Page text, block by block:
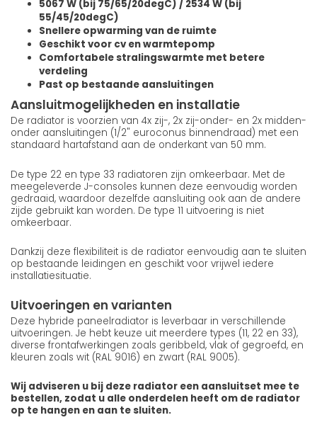
5067 W (bij 75/65/20degC) / 2534 W (bij
55/45/20degC)
Snellere opwarming van de ruimte
Geschikt voor cv en warmtepomp
Comfortabele stralingswarmte met betere
verdeling
Past op bestaande aansluitingen
Aansluitmogelijkheden en installatie
De radiator is voorzien van 4x zij-, 2x zij-onder- en 2x midden-
onder aansluitingen (1/2" euroconus binnendraad) met een
standaard hartafstand aan de onderkant van 50 mm.
De type 22 en type 33 radiatoren zijn omkeerbaar. Met de
meegeleverde J-consoles kunnen deze eenvoudig worden
gedraaid, waardoor dezelfde aansluiting ook aan de andere
zijde gebruikt kan worden. De type 11 uitvoering is niet
omkeerbaar.
Dankzij deze flexibiliteit is de radiator eenvoudig aan te sluiten
op bestaande leidingen en geschikt voor vrijwel iedere
installatiesituatie.
Uitvoeringen en varianten
Deze hybride paneelradiator is leverbaar in verschillende
uitvoeringen. Je hebt keuze uit meerdere types (11, 22 en 33),
diverse frontafwerkingen zoals geribbeld, vlak of gegroefd, en
kleuren zoals wit (RAL 9016) en zwart (RAL 9005).
Wij adviseren u bij deze radiator een aansluitset mee te
bestellen, zodat u alle onderdelen heeft om de radiator
op te hangen en aan te sluiten.